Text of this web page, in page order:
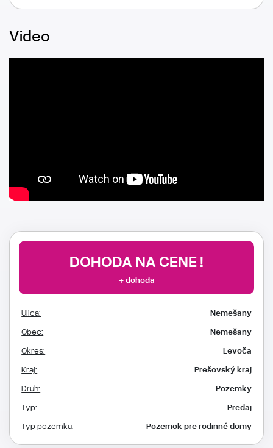
Video
DOHODA NA CENE !
+ dohoda
Ulica:
Nemešany
Obec:
Nemešany
Okres:
Levoča
Kraj:
Prešovský kraj
Druh:
Pozemky
Typ:
Predaj
Typ pozemku:
Pozemok pre rodinné domy